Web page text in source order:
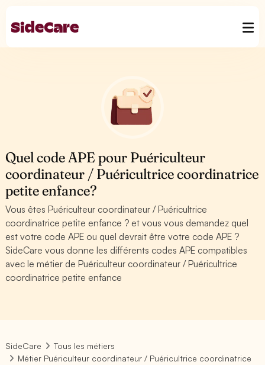
Quel code APE pour Puériculteur
coordinateur / Puéricultrice coordinatrice
petite enfance?
Vous êtes Puériculteur coordinateur / Puéricultrice
coordinatrice petite enfance ? et vous vous demandez quel
est votre code APE ou quel devrait être votre code APE ?
SideCare vous donne les différents codes APE compatibles
avec le métier de Puériculteur coordinateur / Puéricultrice
coordinatrice petite enfance
SideCare
Tous les métiers
Métier Puériculteur coordinateur / Puéricultrice coordinatrice